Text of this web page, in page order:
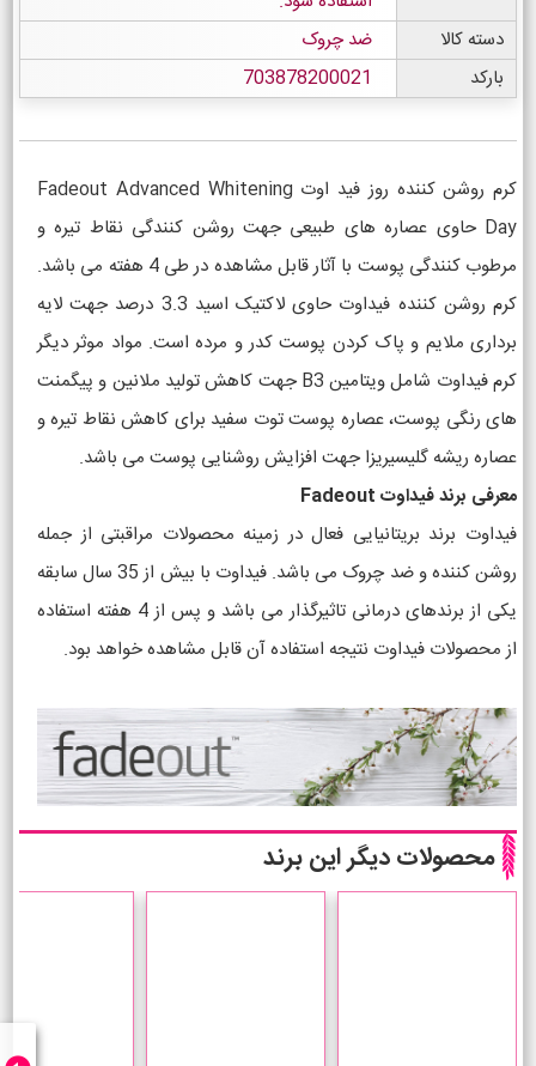
دسته کالا
ضد چروک
بارکد
703878200021
کرم روشن کننده روز فید اوت Fadeout Advanced Whitening
Day حاوی عصاره های طبیعی جهت روشن کنندگی نقاط تیره و
مرطوب کنندگی پوست با آثار قابل مشاهده در طی 4 هفته می باشد.
کرم روشن کننده فیداوت حاوی لاکتیک اسید 3.3 درصد جهت لایه
برداری ملایم و پاک کردن پوست کدر و مرده است. مواد موثر دیگر
کرم فیداوت شامل ویتامین B3 جهت کاهش تولید ملانین و پیگمنت
های رنگی پوست، عصاره پوست توت سفید برای کاهش نقاط تیره و
عصاره ریشه گلیسیریزا جهت افزایش روشنایی پوست می باشد.
معرفی برند فیداوت Fadeout
فیداوت برند بریتانیایی فعال در زمینه محصولات مراقبتی از جمله
روشن کننده و ضد چروک می باشد. فیداوت با بیش از 35 سال سابقه
یکی از برندهای درمانی تاثیرگذار می باشد و پس از 4 هفته استفاده
از محصولات فیداوت نتیجه استفاده آن قابل مشاهده خواهد بود.
محصولات دیگر این برند